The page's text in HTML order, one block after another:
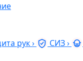
рук› СИЗ›